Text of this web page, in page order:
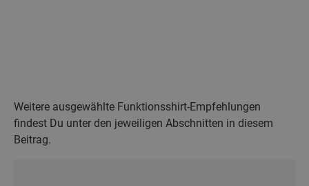
Weitere ausgewählte Funktionsshirt-Empfehlungen
findest Du unter den jeweiligen Abschnitten in diesem
Beitrag.